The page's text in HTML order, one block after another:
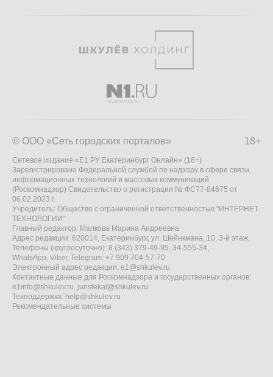
18+
© ООО «Сеть городских порталов»
Сетевое издание «Е1.РУ Екатеринбург Онлайн» (18+)
Зарегистрировано Федеральной службой по надзору в сфере связи,
информационных технологий и массовых коммуникаций
(Роскомнадзор) Свидетельство о регистрации № ФС77-84675 от
06.02.2023 г.
Учредитель: Общество с ограниченной ответственностью "ИНТЕРНЕТ
ТЕХНОЛОГИИ"
Главный редактор: Малкова Марина Андреевна
Адрес редакции: 620014, Екатеринбург, ул. Шейнкмана, 10, 3-й этаж,
Телефоны (круглосуточно): 8 (343) 379-49-95, 34-555-34,
WhatsApp, Viber, Telegram: +7 909 704-57-70
Электронный адрес редакции: e1@shkulev.ru
Контактные данные для Роскомнадзора и государственных органов:
e1info@shkulev.ru, juristekat@shkulev.ru
Техподдержка: help@shkulev.ru
Рекомендательные системы